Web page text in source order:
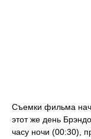
Съемки фильма
этот же день
часу ночи (00:30),